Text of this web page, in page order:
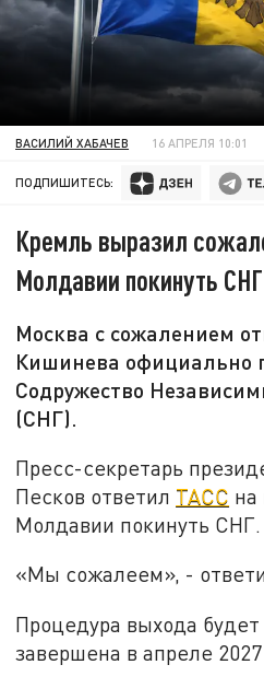
ВАСИЛИЙ ХАБАЧЕВ 16 АПРЕЛЯ 10:01
ПОДПИШИТЕСЬ:
Кремль выразил
Молдавии покинуть СНГ
Москва с сожалением
Кишинева официально
Содружество
(СНГ).
Пресс-секретарь
Песков ответил ТАСС на
Молдавии покинуть СНГ.
«Мы сожалеем», -
Процедура выхода
завершена в апреле 2027